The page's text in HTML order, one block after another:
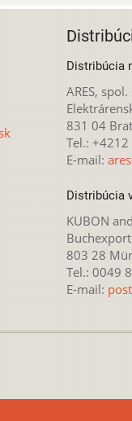
Distribúcia
ARES,
831 04
Tel.:
E-mail:
Distribúcia
KUBON
803 28
Tel.: 0049
E-mail:
Commons